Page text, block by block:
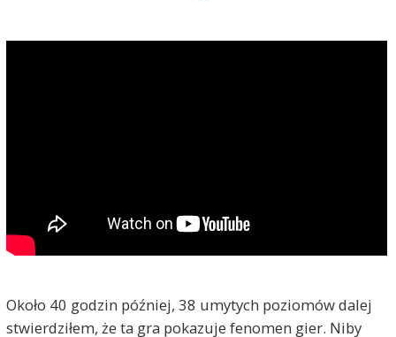
Około 40 godzin później, 38 umytych poziomów dalej
stwierdziłem, że ta gra pokazuje fenomen gier. Niby